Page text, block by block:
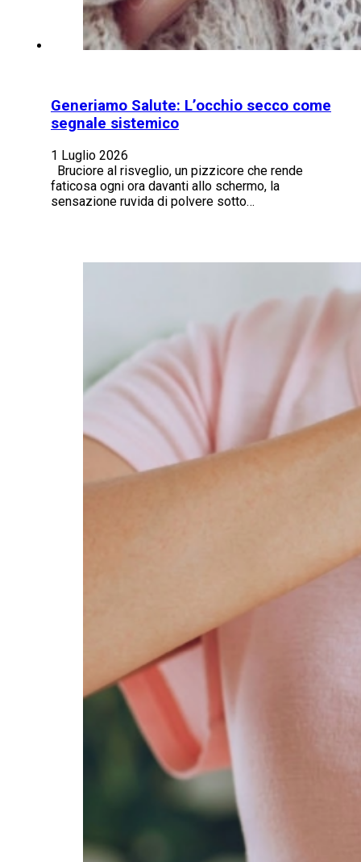
Generiamo Salute: L’occhio secco come
segnale sistemico
1 Luglio 2026
Bruciore al risveglio, un pizzicore che rende
faticosa ogni ora davanti allo schermo, la
sensazione ruvida di polvere sotto…